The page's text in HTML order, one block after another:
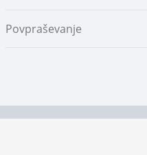
Povpraševanje